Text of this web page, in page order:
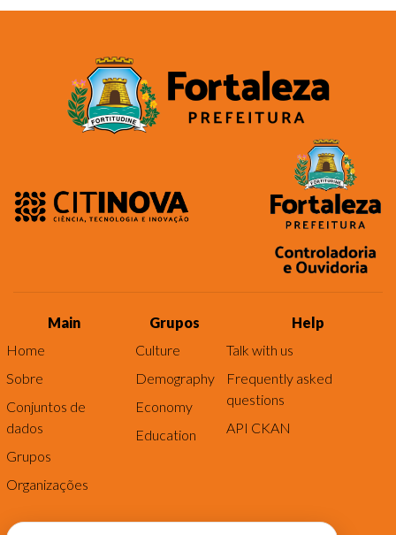
Main
Home
Sobre
Conjuntos de
dados
Grupos
Organizações
Grupos
Culture
Demography
Economy
Education
Help
Talk with us
Frequently asked
questions
API CKAN